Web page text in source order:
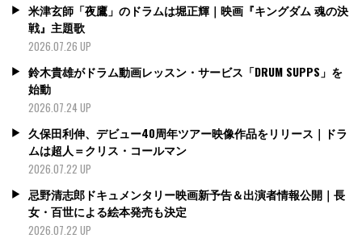
米津玄師「夜鷹」のドラムは堀正輝｜映画『キングダム 魂の決
戦』主題歌
2026.07.26 UP
鈴木貴雄がドラム動画レッスン・サービス「DRUM SUPPS」を
始動
2026.07.24 UP
久保田利伸、デビュー40周年ツアー映像作品をリリース｜ドラ
ムは超人＝クリス・コールマン
2026.07.22 UP
忌野清志郎ドキュメンタリー映画新予告＆出演者情報公開｜長
女・百世による絵本発売も決定
2026.07.22 UP